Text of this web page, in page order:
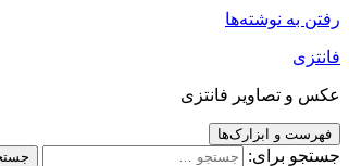
رفتن به نوشته‌ها
فانتزی
عکس و تصاویر فانتزی
فهرست و ابزارک‌ها
جستجو برای: